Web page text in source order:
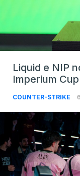
Liquid e NIP
Imperium
COUNTER-STRIKE